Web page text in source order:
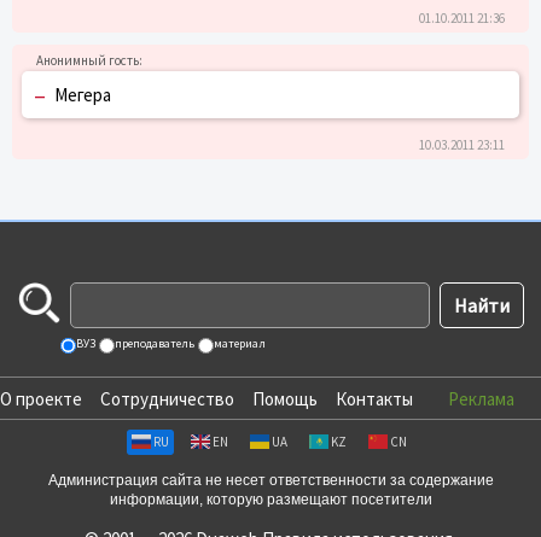
01.10.2011 21:36
– Мегера
10.03.2011 23:11
ВУЗ преподаватель материал
О проекте Сотрудничество Помощь Контакты Реклама
RU EN UA KZ CN
Администрация сайта не несет ответственности за содержание
информации, которую размещают посетители